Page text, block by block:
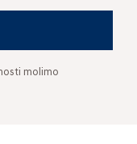
molimo